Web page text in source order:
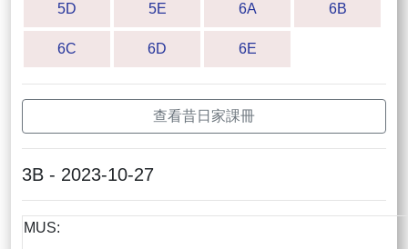
5D 5E 6A 6B
6C 6D 6E
查看昔日家課冊
3B - 2023-10-27
MUS: